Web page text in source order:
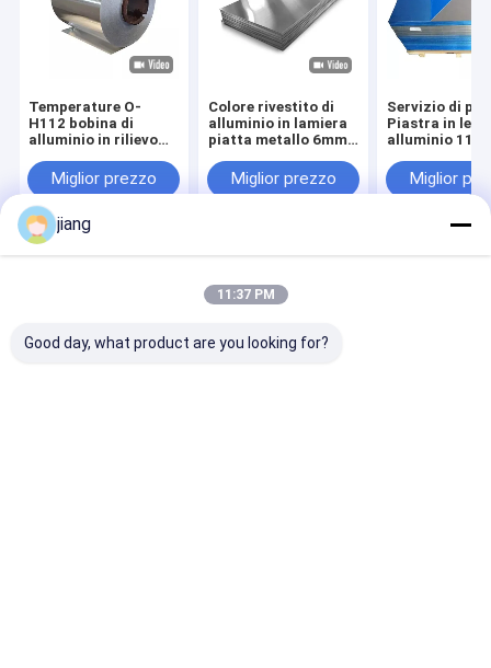
Temperature O-
H112 bobina di
alluminio in rilievo
3105 per piastre
decorative per
congelatori
Miglior prezzo
Colore rivestito di
alluminio in lamiera
piatta metallo 6mm
5083 lamiera di
alluminio
Miglior prezzo
Servizio di
Piastra in
alluminio
5754 per
1200x600mm
Miglior
Casa Circa noi Contattaci
Desktop Site
Mappa del sito
Norme sulla privacy
Reserved.
jiang
11:37 PM
Good day, what product are you looking for?